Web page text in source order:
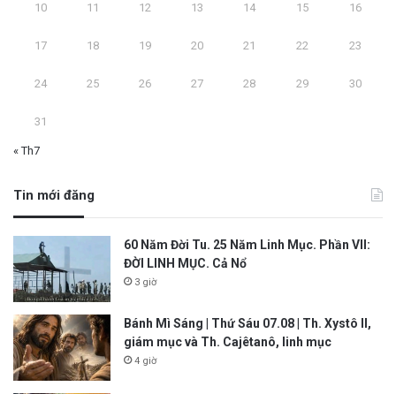
10 11 12 13 14 15 16
17 18 19 20 21 22 23
24 25 26 27 28 29 30
31
« Th7
Tin mới đăng
60 Năm Đời Tu. 25 Năm Linh Mục. Phần VII:
ĐỜI LINH MỤC. Cả Nổ
3 giờ
Bánh Mì Sáng | Thứ Sáu 07.08 | Th. Xystô II,
giám mục và Th. Cajêtanô, linh mục
4 giờ